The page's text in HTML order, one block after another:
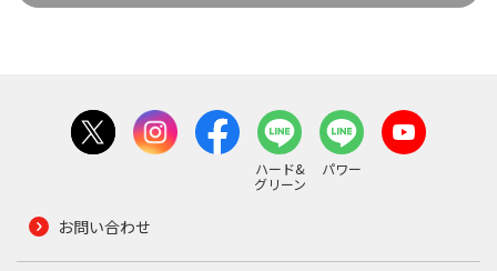
ハード&
グリーン
パワー
お問い合わせ